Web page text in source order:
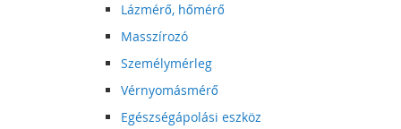
Lázmérő, hőmérő
Masszírozó
Személymérleg
Vérnyomásmérő
Egészségápolási eszköz